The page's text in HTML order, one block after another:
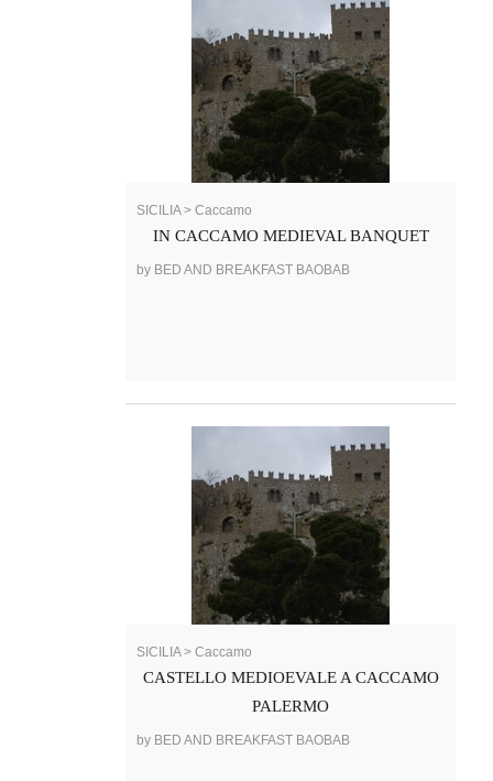
SICILIA > Caccamo
IN CACCAMO MEDIEVAL BANQUET
by BED AND BREAKFAST BAOBAB
SICILIA > Caccamo
CASTELLO MEDIOEVALE A CACCAMO
PALERMO
by BED AND BREAKFAST BAOBAB